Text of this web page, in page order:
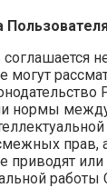
могут
нормы
прав,
приводят
работы